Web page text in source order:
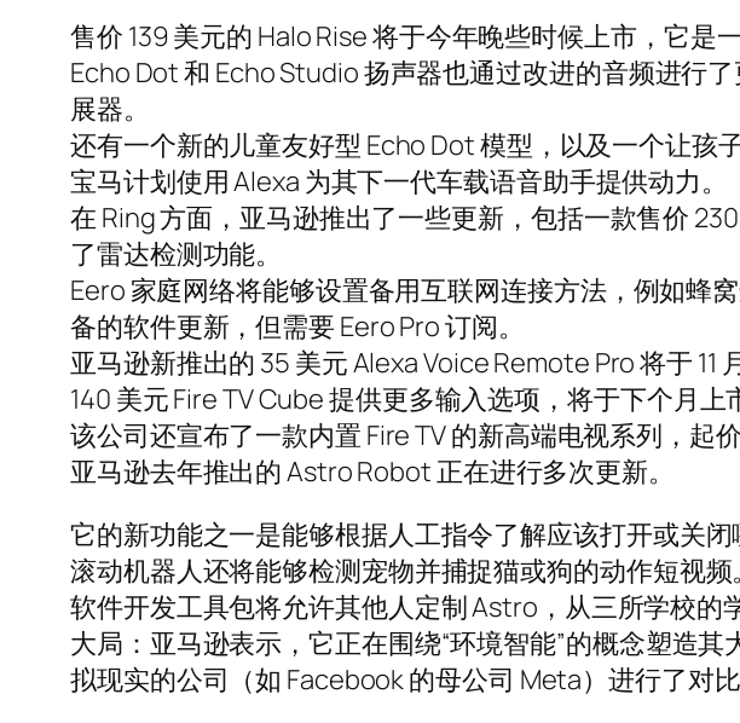
售价 139 美元的 Halo Rise 将于今年晚些时候上市，它是
Echo Dot 和 Echo Studio 扬声器也通过改进的音频进行
展器。
还有一个新的儿童友好型 Echo Dot 模型，以及一个让孩
宝马计划使用 Alexa 为其下一代车载语音助手提供动力。
在 Ring 方面，亚马逊推出了一些更新，包括一款售价
了雷达检测功能。
Eero 家庭网络将能够设置备用互联网连接方法，例如蜂
备的软件更新，但需要 Eero Pro 订阅。
亚马逊新推出的 35 美元 Alexa Voice Remote Pro 将于
140 美元 Fire TV Cube 提供更多输入选项，将于下个月上
该公司还宣布了一款内置 Fire TV 的新高端电视系列，起价
亚马逊去年推出的 Astro Robot 正在进行多次更新。
它的新功能之一是能够根据人工指令了解应该打开或关闭
滚动机器人还将能够检测宠物并捕捉猫或狗的动作短视频。
软件开发工具包将允许其他人定制 Astro，从三所学校的
大局：亚马逊表示，它正在围绕“环境智能”的概念塑造
拟现实的公司（如 Facebook 的母公司 Meta）进行了对比